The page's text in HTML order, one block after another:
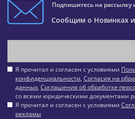
Подпишитесь на рассылку
Сообщим о Новинках и
Я прочитал и согласен с условиями
конфиденциальности, Согласия на
данных, Соглашения об обработке
со всеми юридическими документами
Я прочитал и согласен с условиями
рекламы